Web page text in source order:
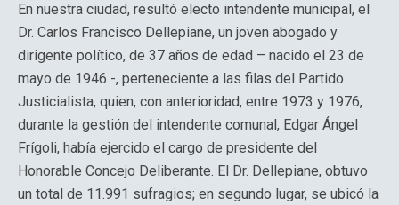
En nuestra ciudad, resultó electo intendente municipal, el
Dr. Carlos Francisco Dellepiane, un joven abogado y
dirigente político, de 37 años de edad – nacido el 23 de
mayo de 1946 -, perteneciente a las filas del Partido
Justicialista, quien, con anterioridad, entre 1973 y 1976,
durante la gestión del intendente comunal, Edgar Ángel
Frígoli, había ejercido el cargo de presidente del
Honorable Concejo Deliberante. El Dr. Dellepiane, obtuvo
un total de 11.991 sufragios; en segundo lugar, se ubicó la